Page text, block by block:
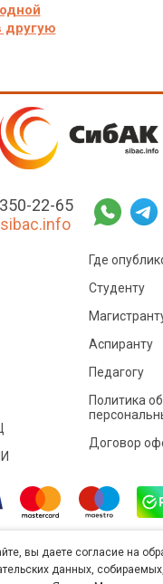
другую
22-65
Где
Студенту
Аспиранту
Педагогу
Политика
Договор
произведение доступно по
Commons «Attribution»
вы даете согласие на
данных,